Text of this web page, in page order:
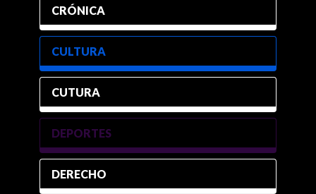
CRÓNICA
CULTURA
CUTURA
DEPORTES
DERECHO